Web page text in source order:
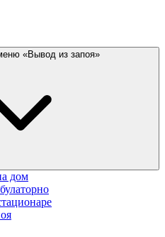
«Вывод из запоя»
дом